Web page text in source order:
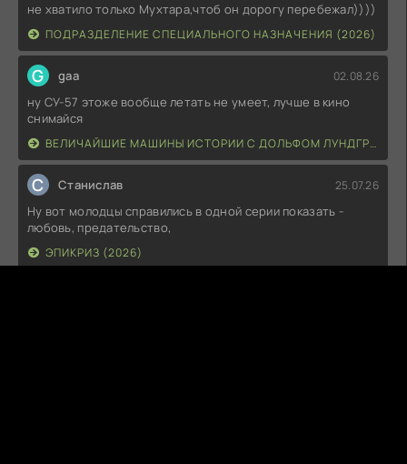
не хватило только Мухтара,чтоб он дорогу перебежал))))
ПОДРАЗДЕЛЕНИЕ СПЕЦИАЛЬНОГО НАЗНАЧЕНИЯ (2026)
G gaa 02.08.26
ну СУ-57 этоже вообще летать не умеет, лучше в кино
снимайся
ВЕЛИЧАЙШИЕ МАШИНЫ ИСТОРИИ С ДОЛЬФОМ ЛУНДГРЕНОМ (2026)
С Станислав 25.07.26
Ну вот молодцы справились в одной серии показать -
любовь, предательство,
ЭПИКРИЗ (2026)